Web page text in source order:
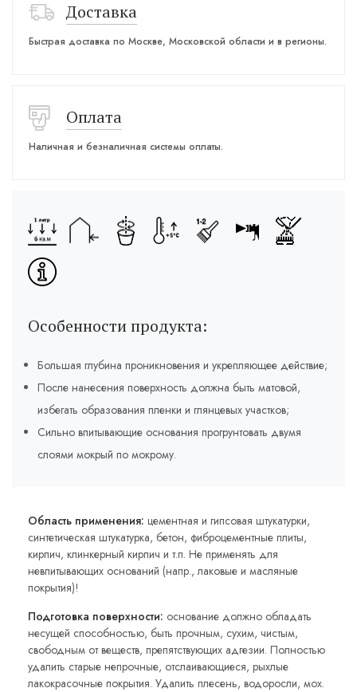
Доставка
Быстрая доставка по Москве, Московской области и в регионы.
Оплата
Наличная и безналичная системы оплаты.
Особенности продукта:
Большая глубина проникновения и укрепляющее действие;
После нанесения поверхность должна быть матовой,
избегать образования пленки и глянцевых участков;
Сильно впитывающие основания прогрунтовать двумя
слоями мокрый по мокрому.
Область применения: цементная и гипсовая штукатурки,
синтетическая штукатурка, бетон, фиброцементные плиты,
кирпич, клинкерный кирпич и т.п. Не применять для
невпитывающих оснований (напр., лаковые и масляные
покрытия)!
Подготовка поверхности: основание должно обладать
несущей способностью, быть прочным, сухим, чистым,
свободным от веществ, препятствующих адгезии. Полностью
удалить старые непрочные, отслаивающиеся, рыхлые
лакокрасочные покрытия. Удалить плесень, водоросли, мох.